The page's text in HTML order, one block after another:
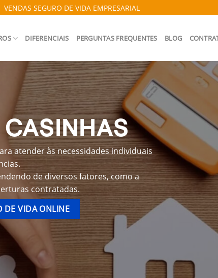
VENDAS SEGURO DE VIDA EMPRESARIAL
DIFERENCIAIS PERGUNTAS FREQUENTES BLOG
CASINHAS
atender às necessidades individuais
de diversos fatores, como a
contratadas.
DE VIDA ONLINE